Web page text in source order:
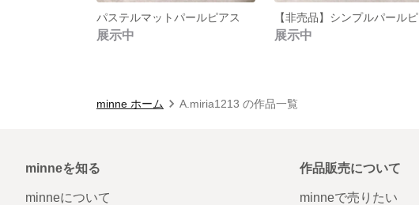
パステルマットパールピアス
展示中
【非
展示中
minne ホーム A.miria1213 の作品一覧
minneを知る
minneについて
作品販売について
minneで売りたい